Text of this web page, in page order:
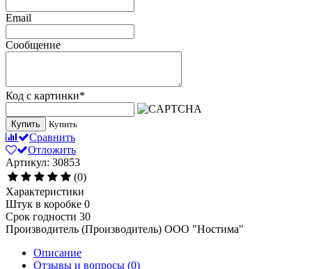
Email
Сообщение
Код с картинки*
Купить Купить
Сравнить
Отложить
Артикул: 30853
(0)
Характеристики
Штук в коробке 0
Срок годности 30
Производитель (Производитель) ООО "Ностима"
Описание
Отзывы и вопросы (0)